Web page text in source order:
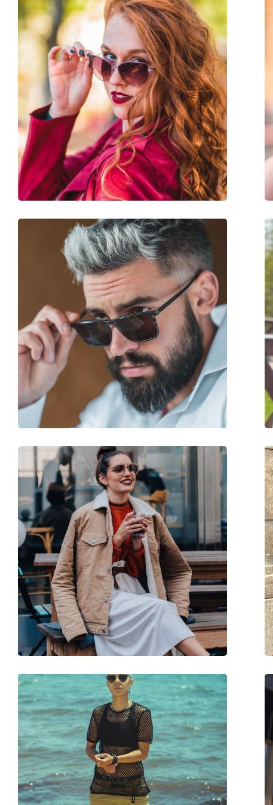
Montuur kleur:
Bruin
Kleur tweede montuur:
Rood
Montuur materiaal:
Plastic
Maat:
L
Breedte:
142 mm
Lengte:
135 mm
Breedte brug:
18 mm
Gewicht:
45 gr
Verstelbare neus-pads:
No
accessoires
Reinigingsdoekje:
Ja
Vrouwen
Zonnebrillen
Merk:
Carolina Herrera
Functie:
Fashion
Code:
SHE822 0869 55